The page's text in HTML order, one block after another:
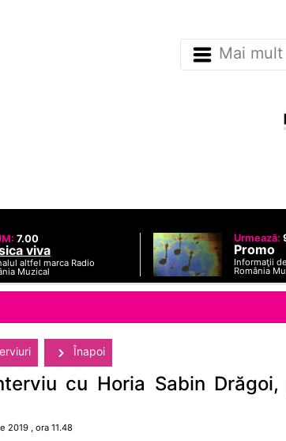
Mai mult
7.00
viva
altfel marca Radio
Muzical
Urmează:
Promo
Informaţii
România
Înapoi
cu Horia Sabin
2019 , ora 11.48